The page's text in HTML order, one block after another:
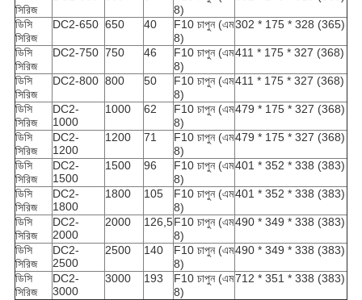
সিরিজ
8)
ডিসি
সিরিজ
DC2-650 650 40
F10 চাপুন (এম
8)
302 * 175 * 328 (365)
ডিসি
সিরিজ
DC2-750 750 46
F10 চাপুন (এম
8)
411 * 175 * 327 (368)
ডিসি
সিরিজ
DC2-800 800 50
F10 চাপুন (এম
8)
411 * 175 * 327 (368)
ডিসি
সিরিজ
DC2-
1000
1000 62
F10 চাপুন (এম
8)
479 * 175 * 327 (368)
ডিসি
সিরিজ
DC2-
1200
1200 71
F10 চাপুন (এম
8)
479 * 175 * 327 (368)
ডিসি
সিরিজ
DC2-
1500
1500 96
F10 চাপুন (এম
8)
401 * 352 * 338 (383)
ডিসি
সিরিজ
DC2-
1800
1800 105
F10 চাপুন (এম
8)
401 * 352 * 338 (383)
ডিসি
সিরিজ
DC2-
2000
2000 126,5F10 চাপুন (এম
8)
490 * 349 * 338 (383)
ডিসি
সিরিজ
DC2-
2500
2500 140
F10 চাপুন (এম
8)
490 * 349 * 338 (383)
ডিসি
সিরিজ
DC2-
3000
3000 193
F10 চাপুন (এম
8)
712 * 351 * 338 (383)